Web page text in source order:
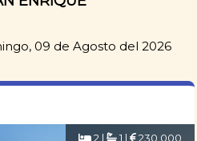
09 de Agosto del 2026
2 | 1 | 230.000